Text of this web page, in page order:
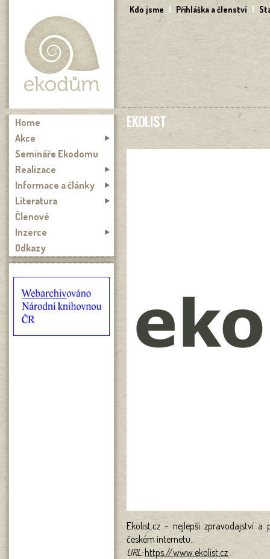
Kdo jsme | Přihláška a členství |
EKOLIST
Ekolist.cz - nejlepší zpravodajství
českém internetu...
URL: https://www.ekolist.cz
Home
Akce
Semináře Ekodomu
Realizace
Informace a články
Literatura
Členové
Inzerce
Odkazy